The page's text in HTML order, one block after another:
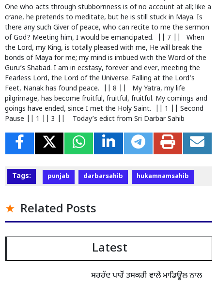
One who acts through stubbornness is of no account at all; like a
crane, he pretends to meditate, but he is still stuck in Maya. Is
there any such Giver of peace, who can recite to me the sermon
of God? Meeting him, I would be emancipated. || 7 || When
the Lord, my King, is totally pleased with me, He will break the
bonds of Maya for me; my mind is imbued with the Word of the
Guru’s Shabad. I am in ecstasy, forever and ever, meeting the
Fearless Lord, the Lord of the Universe. Falling at the Lord’s
Feet, Nanak has found peace. || 8 || My Yatra, my life
pilgrimage, has become fruitful, fruitful, fruitful. My comings and
goings have ended, since I met the Holy Saint. || 1 || Second
Pause || 1 || 3 || Today’s edict from Sri Darbar Sahib
Tags: punjab darbarsahib hukamnamsahib
Related Posts
Latest
ਸਰਹੱਦ ਪਾਰੋਂ ਤਸਕਰੀ ਵਾਲੇ ਮਾਡਿਊਲ ਨਾਲ